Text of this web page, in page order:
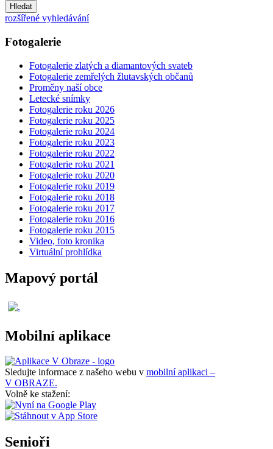
Hledat
rozšířené vyhledávání
Fotogalerie
Fotogalerie zlatých a diamantových svateb
Fotogalerie zemřelých žlutavských občanů
Proměny naší obce
Letecké snímky
Fotogalerie roku 2026
Fotogalerie roku 2025
Fotogalerie roku 2024
Fotogalerie roku 2023
Fotogalerie roku 2022
Fotogalerie roku 2021
Fotogalerie roku 2020
Fotogalerie roku 2019
Fotogalerie roku 2018
Fotogalerie roku 2017
Fotogalerie roku 2016
Fotogalerie roku 2015
Video, foto kronika
Virtuální prohlídka
Mapový portál
Mobilní aplikace
Sledujte informace z našeho webu v mobilní aplikaci –
V OBRAZE.
Volně ke stažení:
Senioři